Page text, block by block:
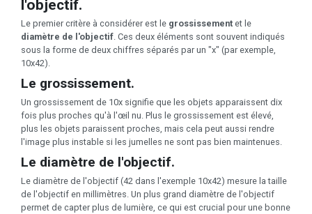
l'objectif.
Le premier critère à considérer est le grossissement et le
diamètre de l'objectif. Ces deux éléments sont souvent indiqués
sous la forme de deux chiffres séparés par un "x" (par exemple,
10x42).
Le grossissement.
Un grossissement de 10x signifie que les objets apparaissent dix
fois plus proches qu'à l'œil nu. Plus le grossissement est élevé,
plus les objets paraissent proches, mais cela peut aussi rendre
l'image plus instable si les jumelles ne sont pas bien maintenues.
Le diamètre de l'objectif.
Le diamètre de l'objectif (42 dans l'exemple 10x42) mesure la taille
de l'objectif en millimètres. Un plus grand diamètre de l'objectif
permet de capter plus de lumière, ce qui est crucial pour une bonne